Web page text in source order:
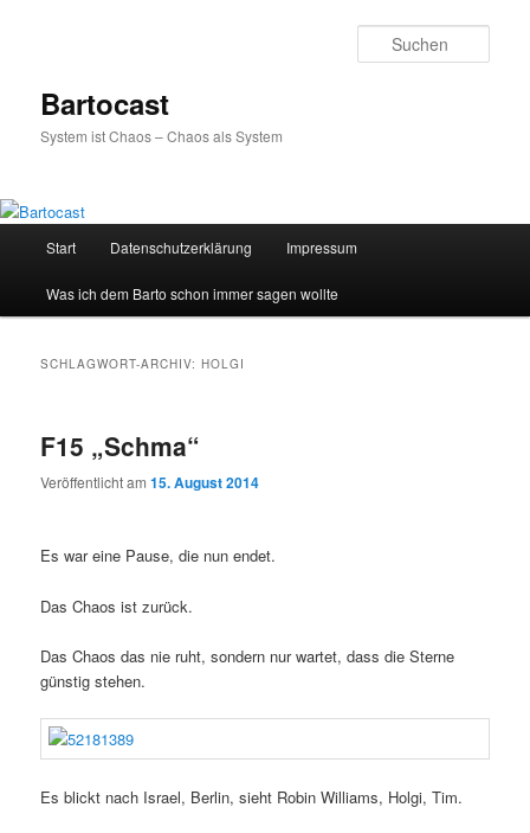
Bartocast
System ist Chaos – Chaos als System
Start Datenschutzerklärung Impressum
Was ich dem Barto schon immer sagen wollte
SCHLAGWORT-ARCHIV:HOLGI
F15 „Schma“
Veröffentlicht am15. August 2014
Es war eine Pause, die nun endet.
Das Chaos ist zurück.
Das Chaos das nie ruht, sondern nur wartet, dass die Sterne
günstig stehen.
Es blickt nach Israel, Berlin, sieht Robin Williams, Holgi, Tim.